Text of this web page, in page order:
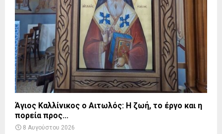
Άγιος Καλλίνικος ο Αιτωλός: Η ζωή, το έργο και η
πορεία προς...
8 Αυγούστου 2026